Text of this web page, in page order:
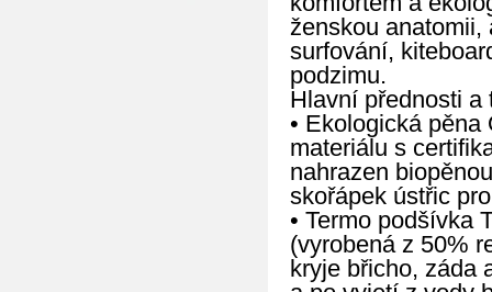
ženskou anatomii,
surfování,
podzimu.
Hlavní přednosti a
• Ekologická
materiálu s
nahrazen
skořápek ústřic
• Termo podšívka
(vyrobená z 50%
kryje břicho, záda